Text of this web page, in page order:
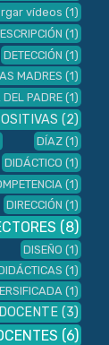
vídeos (1)
(1)
DETECCIÓN (1)
MADRES (1)
DEL PADRE (1)
(2)
DÍAZ (1)
DIDÁCTICO (1)
(1)
DIRECCIÓN (1)
(8)
DISEÑO (1)
(1)
(1)
DOCENTE (3)
(6)